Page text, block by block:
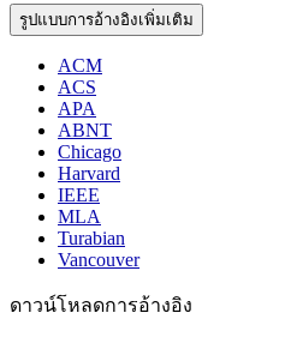
รูปแบบการอ้างอิงเพิ่มเติม
ACM
ACS
APA
ABNT
Chicago
Harvard
IEEE
MLA
Turabian
Vancouver
ดาวน์โหลดการอ้างอิง